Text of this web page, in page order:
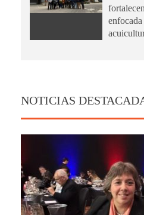
NOTICIAS